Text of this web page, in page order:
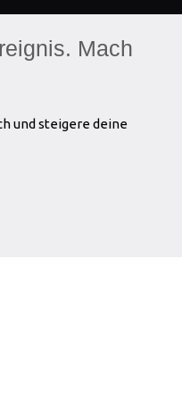
Mach
und steigere deine